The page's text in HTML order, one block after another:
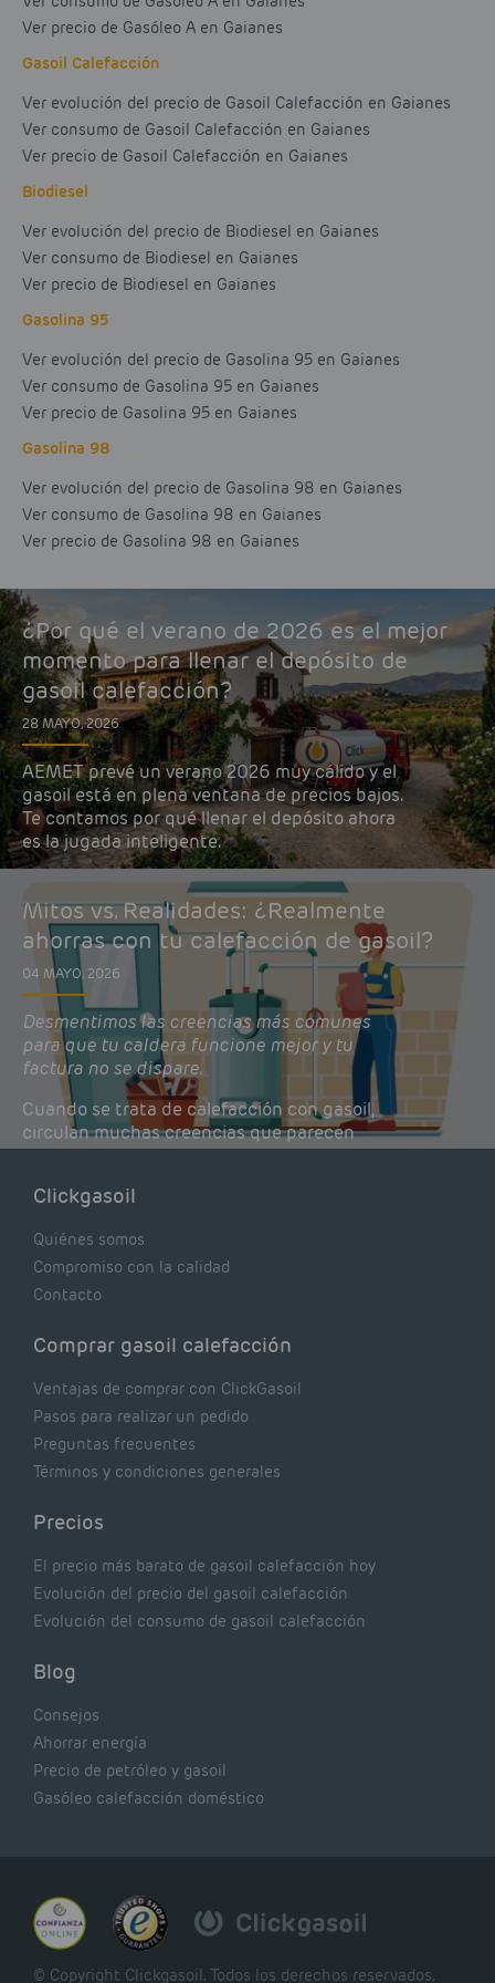
Ver precio de Gasóleo A en Gaianes
Gasoil Calefacción
Ver evolución del precio de Gasoil Calefacción en Gaianes
Ver consumo de Gasoil Calefacción en Gaianes
Ver precio de Gasoil Calefacción en Gaianes
Biodiesel
Ver evolución del precio de Biodiesel en Gaianes
Ver consumo de Biodiesel en Gaianes
Ver precio de Biodiesel en Gaianes
Gasolina 95
Ver evolución del precio de Gasolina 95 en Gaianes
Ver consumo de Gasolina 95 en Gaianes
Ver precio de Gasolina 95 en Gaianes
Gasolina 98
Ver evolución del precio de Gasolina 98 en Gaianes
Ver consumo de Gasolina 98 en Gaianes
Ver precio de Gasolina 98 en Gaianes
¿Por qué el verano de 2026 es el mejor
momento para llenar el depósito de
gasoil calefacción?
28 MAYO, 2026
AEMET prevé un verano 2026 muy cálido y el
gasoil está en plena ventana de precios bajos.
Te contamos por qué llenar el depósito ahora
es la jugada inteligente.
Mitos vs. Realidades: ¿Realmente
ahorras con tu calefacción de gasoil?
04 MAYO, 2026
Desmentimos las creencias más comunes
para que tu caldera funcione mejor y tu
factura no se dispare.
Cuando se trata de calefacción con gasoil,
circulan muchas creencias que parecen
lógicas pero que, en realidad, pueden estar
de tu caldera. Pocas se contrastan con lo que
Clickgasoil
Quiénes somos
Compromiso con la calidad
Contacto
Comprar gasoil calefacción
Ventajas de comprar con ClickGasoil
Pasos para realizar un pedido
Preguntas frecuentes
Términos y condiciones generales
Precios
El precio más barato de gasoil calefacción hoy
Evolución del precio del gasoil calefacción
Evolución del consumo de gasoil calefacción
Blog
Consejos
Ahorrar energía
Precio de petróleo y gasoil
Gasóleo calefacción doméstico
© Copyright Clickgasoil. Todos los derechos reservados.